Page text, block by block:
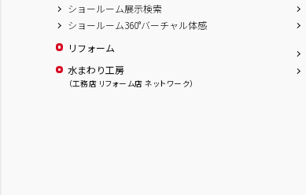
ショールーム展示検索
ショールーム360°バーチャル体感
リフォーム
水まわり工房
（工務店 リフォーム店 ネットワーク）